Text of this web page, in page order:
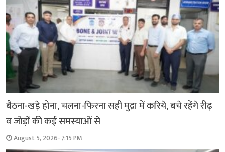
बैठना-खड़े होना, चलना-फिरना सही मुद्रा में करिये, बचे रहेंगे रीढ़
व जोड़ों की कई समस्याओं से
August 5, 2026- 7:15 PM